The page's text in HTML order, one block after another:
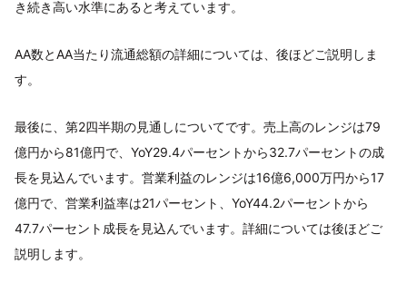
き続き高い水準にあると考えています。
AA数とAA当たり流通総額の詳細については、後ほどご説明しま
す。
最後に、第2四半期の見通しについてです。売上高のレンジは79
億円から81億円で、YoY29.4パーセントから32.7パーセントの成
長を見込んでいます。営業利益のレンジは16億6,000万円から17
億円で、営業利益率は21パーセント、YoY44.2パーセントから
47.7パーセント成長を見込んでいます。詳細については後ほどご
説明します。